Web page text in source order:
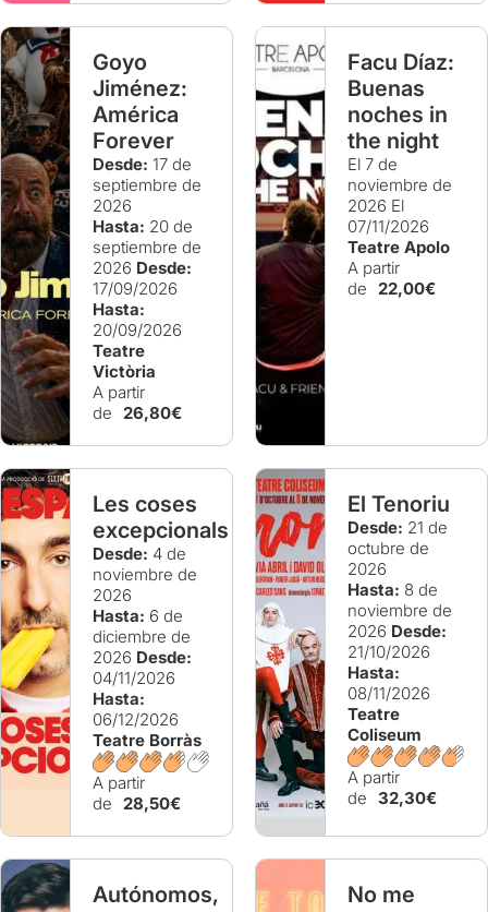
Goyo
Jiménez:
América
Forever
Desde: 17 de
septiembre de
2026
Hasta: 20 de
septiembre de
2026 Desde:
17/09/2026
Hasta:
20/09/2026
Teatre
Victòria
A partir
de
26,80€
Facu Díaz:
Buenas
noches in
the night
El 7 de
noviembre de
2026 El
07/11/2026
Teatre Apolo
A partir
de
22,00€
Les coses
excepcionals
Desde: 4 de
noviembre de
2026
Hasta: 6 de
diciembre de
2026 Desde:
04/11/2026
Hasta:
06/12/2026
Teatre Borràs
A partir
de
28,50€
El Tenoriu
Desde: 21 de
octubre de
2026
Hasta: 8 de
noviembre de
2026 Desde:
21/10/2026
Hasta:
08/11/2026
Teatre
Coliseum
A partir
de 32,30€
Autónomos,
No me